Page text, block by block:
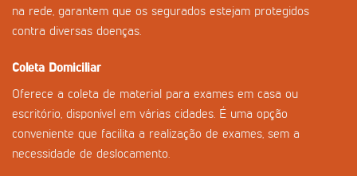
na rede, garantem que os segurados estejam protegidos
contra diversas doenças.
Coleta Domiciliar
Oferece a coleta de material para exames em casa ou
escritório, disponível em várias cidades. É uma opção
conveniente que facilita a realização de exames, sem a
necessidade de deslocamento.